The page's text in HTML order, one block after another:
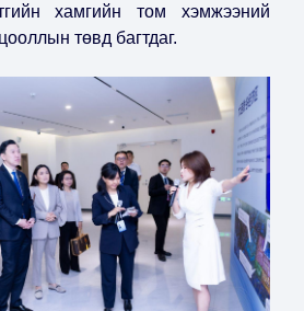
хамгийн том хэмжээний
төвд багтдаг.